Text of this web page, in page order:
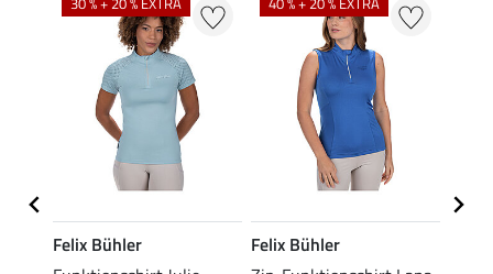
Felix Bühler
Felix Bühler